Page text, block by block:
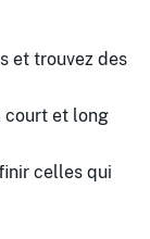
et trouvez des
court et long
celles qui